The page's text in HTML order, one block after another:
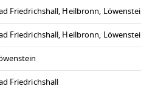
Friedrichshall, Heilbronn,
Friedrichshall, Heilbronn,
Friedrichshall